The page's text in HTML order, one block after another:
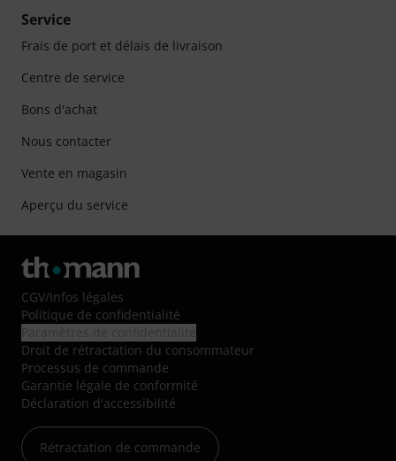
Service
Frais de port et délais de livraison
Centre de service
Bons d'achat
Nous contacter
Vente en magasin
Aperçu du service
CGV/Infos légales
Politique de confidentialité
Droit de rétractation du consommateur
Processus de commande
Garantie légale de conformité
Déclaration d'accessibilité
Rétractation de commande